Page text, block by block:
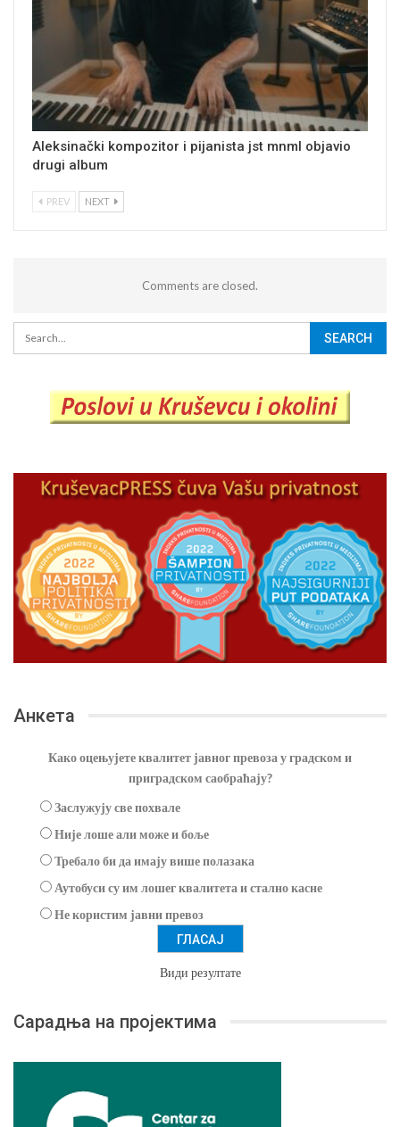
Aleksinački kompozitor i pijanista jst mnml objavio
drugi album
PREV NEXT
Comments are closed.
Анкета
Како оцењујете квалитет јавног превоза у градском и
приградском саобраћају?
Заслужују све похвале
Није лоше али може и боље
Требало би да имају више полазака
Аутобуси су им лошег квалитета и стално касне
Не користим јавни превоз
Види резултате
Сарадња на пројектима